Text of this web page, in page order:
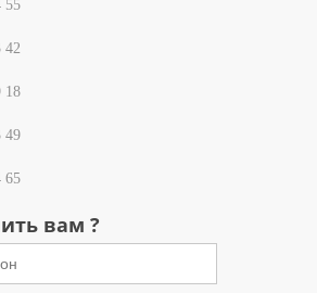
55
42
18
49
65
вам ?